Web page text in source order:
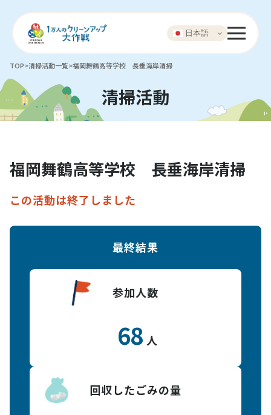
日本語
TOP>清掃活動一覧>福岡舞鶴高等学校 長垂海岸清掃
清掃活動
福岡舞鶴高等学校 長垂海岸清掃
この活動は終了しました
最終結果
参加人数
68 人
回収したごみの量